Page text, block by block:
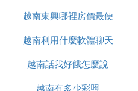
南時可以享受免辦簽證的
境之日起不超過90日。然
越南主管部門事先批準的
境前申請簽證。
越南東興哪裡房價最便
宜
越南利用什麼軟體聊天
越南話我好餓怎麼說
越南有多少彩照